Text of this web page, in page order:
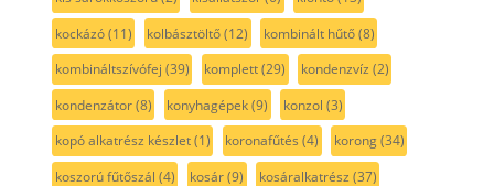
kockázó(11) kolbásztöltő(12) kombinált hűtő(8)
kombináltszívófej (39) komplett(29) kondenzvíz (2)
kondenzátor(8) konyhagépek(9) konzol (3)
kopó alkatrész készlet(1) koronafűtés (4) korong(34)
koszorú fűtőszál (4) kosár(9) kosáralkatrész (37)